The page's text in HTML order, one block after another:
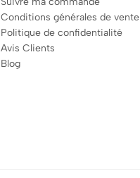
Conditions générales de vente
Politique de confidentialité
Avis Clients
Blog